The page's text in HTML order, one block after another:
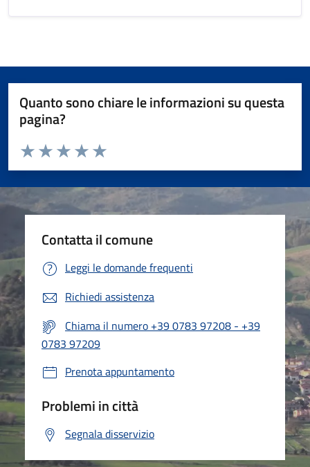
Quanto sono chiare le informazioni su questa
pagina?
Valuta da 1 a 5 stelle la pagina
Valuta 5 stelle su 5
Valuta 4 stelle su 5
Valuta 3 stelle su 5
Valuta 2 stelle su 5
Valuta 1 stelle su 5
Contatta il comune
Leggi le domande frequenti
Richiedi assistenza
Chiama il numero +39 0783 97208 - +39
0783 97209
Prenota appuntamento
Problemi in città
Segnala disservizio